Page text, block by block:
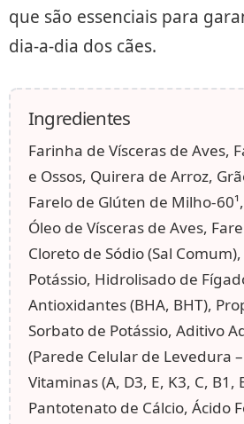
que são essenciais para
dia-a-dia dos cães.
Ingredientes
Farinha de Vísceras de Aves,
e Ossos, Quirera de Arroz,
Farelo de Glúten de Milho-
Óleo de Vísceras de Aves,
Cloreto de Sódio (Sal
Potássio, Hidrolisado de
Antioxidantes (BHA, BHT),
Sorbato de Potássio, Aditivo
(Parede Celular de Levedura
Vitaminas (A, D3, E, K3, C, B1,
Pantotenato de Cálcio, Ácido